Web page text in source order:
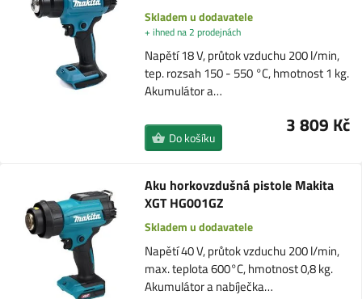
Skladem u dodavatele
+ ihned na 2 prodejnách
Napětí 18 V, průtok vzduchu 200 l/min,
tep. rozsah 150 - 550 °C, hmotnost 1 kg.
Akumulátor a…
3 809 Kč
Do košíku
Aku horkovzdušná pistole Makita
XGT HG001GZ
Skladem u dodavatele
Napětí 40 V, průtok vzduchu 200 l/min,
max. teplota 600°C, hmotnost 0,8 kg.
Akumulátor a nabíječka…